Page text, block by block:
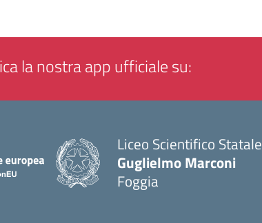
la nostra app ufficiale su:
Liceo Scientifico Statale
Guglielmo Marconi
Foggia